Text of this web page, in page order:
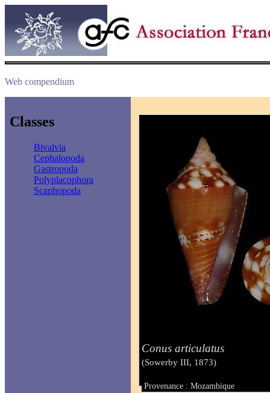
Web compendium
Classes
Bivalvia
Cephalopoda
Gastropoda
Polyplacophora
Scaphopoda
Conus articulatus
(Sowerby III, 1873)
Provenance : Mozambique